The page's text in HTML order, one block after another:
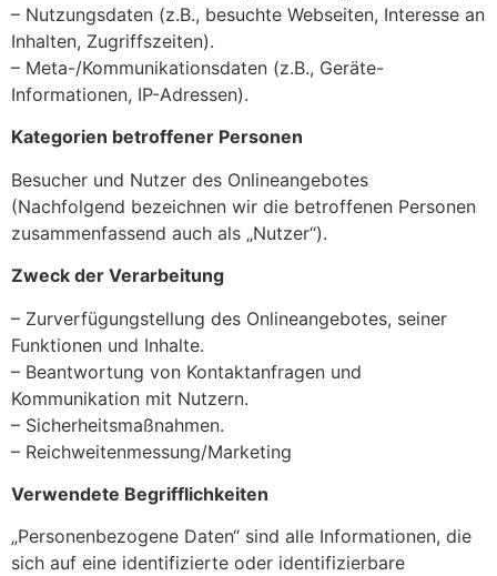
– Nutzungsdaten (z.B., besuchte Webseiten, Interesse an
Inhalten, Zugriffszeiten).
– Meta-/Kommunikationsdaten (z.B., Geräte-
Informationen, IP-Adressen).
Kategorien betroffener Personen
Besucher und Nutzer des Onlineangebotes
(Nachfolgend bezeichnen wir die betroffenen Personen
zusammenfassend auch als „Nutzer“).
Zweck der Verarbeitung
– Zurverfügungstellung des Onlineangebotes, seiner
Funktionen und Inhalte.
– Beantwortung von Kontaktanfragen und
Kommunikation mit Nutzern.
– Sicherheitsmaßnahmen.
– Reichweitenmessung/Marketing
Verwendete Begrifflichkeiten
„Personenbezogene Daten“ sind alle Informationen, die
sich auf eine identifizierte oder identifizierbare